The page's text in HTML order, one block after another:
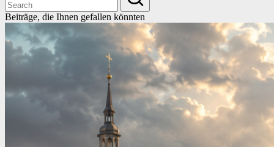
Beiträge, die Ihnen gefallen könnten